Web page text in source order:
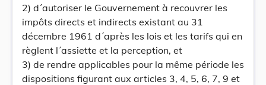
2) d´autoriser le Gouvernement à recouvrer les
impôts directs et indirects existant au 31
décembre 1961 d´après les lois et les tarifs qui en
règlent l´assiette et la perception, et
3) de rendre applicables pour la même période les
dispositions figurant aux articles 3, 4, 5, 6, 7, 9 et